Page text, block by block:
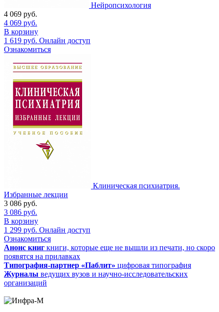
Нейропсихология
4 069 руб.
4 069 руб.
В корзину
1 619 руб. Онлайн доступ
Ознакомиться
Клиническая психиатрия.
Избранные лекции
3 086 руб.
3 086 руб.
В корзину
1 299 руб. Онлайн доступ
Ознакомиться
Анонс книг книги, которые еще не вышли из печати, но скоро
появятся на прилавках
Типография-партнер «Паблит» цифровая типография
Журналы ведущих вузов и научно-исследовательских
организаций